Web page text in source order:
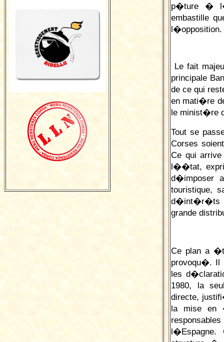
p�ture �
embastille
l�opposition.
Le fait
principale
de ce qui
en mati�re
le minist�re
Tout se
Corses
Ce qui
l��tat,
d�imposer
touristique,
d�int�r�ts
grande
Ce plan a
provoqu�.
les
1980, la
directe,
la mise en